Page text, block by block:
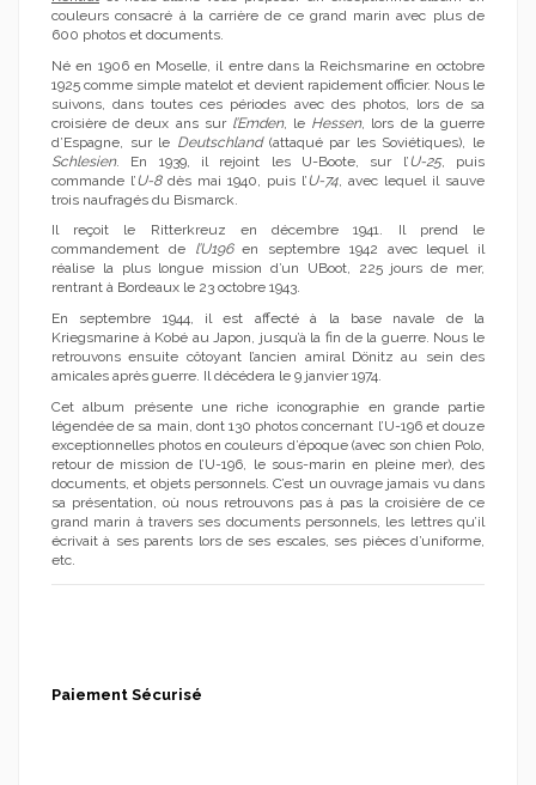
(1 avis)
couleurs consacré à la carrière de ce grand marin avec plus de
600 photos et documents.
Né en 1906 en Moselle, il entre dans la Reichsmarine en octobre
1925 comme simple matelot et devient rapidement officier. Nous le
suivons, dans toutes ces périodes avec des photos, lors de sa
croisière de deux ans sur l’Emden, le Hessen, lors de la guerre
d’Espagne, sur le Deutschland(attaqué par les Soviétiques), le
Schlesien. En 1939, il rejoint les U-Boote, sur l’U-25, puis
commande l’U-8dès mai 1940, puis l’U-74 , avec lequel il sauve
trois naufragés du Bismarck.
Il reçoit le Ritterkreuz en décembre 1941. Il prend le
commandement de
l’U196en septembre 1942 avec lequel il
réalise la plus longue mission d’un UBoot, 225 jours de mer,
rentrant à Bordeaux le 23 octobre 1943.
En septembre 1944, il est affecté à la base navale de la
Kriegsmarine à Kobé au Japon, jusqu’à la fin de la guerre. Nous le
retrouvons ensuite côtoyant l’ancien amiral Dönitz au sein des
amicales après guerre. Il décédera le 9 janvier 1974.
Cet album présente une riche iconographie en grande partie
légendée de sa main, dont 130 photos concernant l’U-196 et douze
exceptionnelles photos en couleurs d’époque (avec son chien Polo,
retour de mission de l’U-196, le sous-marin en pleine mer), des
documents, et objets personnels. C’est un ouvrage jamais vu dans
sa présentation, où nous retrouvons pas à pas la croisière de ce
grand marin à travers ses documents personnels, les lettres qu’il
écrivait à ses parents lors de ses escales, ses pièces d’uniforme,
etc.
Paiement Sécurisé